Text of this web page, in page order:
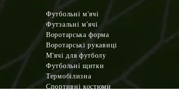
Футбольні м'ячі
Футзальні м'ячі
Воротарська форма
Воротарські рукавиці
М'ячі для футболу
Футбольні щитки
Термобілизна
Спортивні костюми